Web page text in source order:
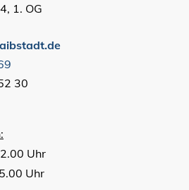
1. OG
30
Uhr
Uhr